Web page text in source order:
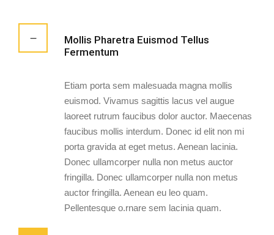
Mollis Pharetra Euismod Tellus
Fermentum
Etiam porta sem malesuada magna mollis
euismod. Vivamus sagittis lacus vel augue
laoreet rutrum faucibus dolor auctor. Maecenas
faucibus mollis interdum. Donec id elit non mi
porta gravida at eget metus. Aenean lacinia.
Donec ullamcorper nulla non metus auctor
fringilla. Donec ullamcorper nulla non metus
auctor fringilla. Aenean eu leo quam.
Pellentesque o.rnare sem lacinia quam.